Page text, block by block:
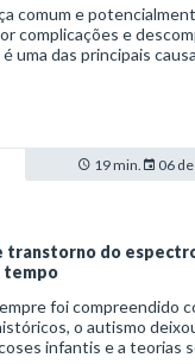
comum e
complicações e
uma das principais
19 min. 06
transtorno do
tempo
foi compreendido
o autismo
infantis e a teorias